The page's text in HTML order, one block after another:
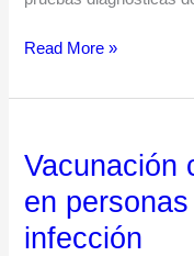
fase
de
Read More »
Vacunación
en
infección
Vacunación
SARS-
CoV-